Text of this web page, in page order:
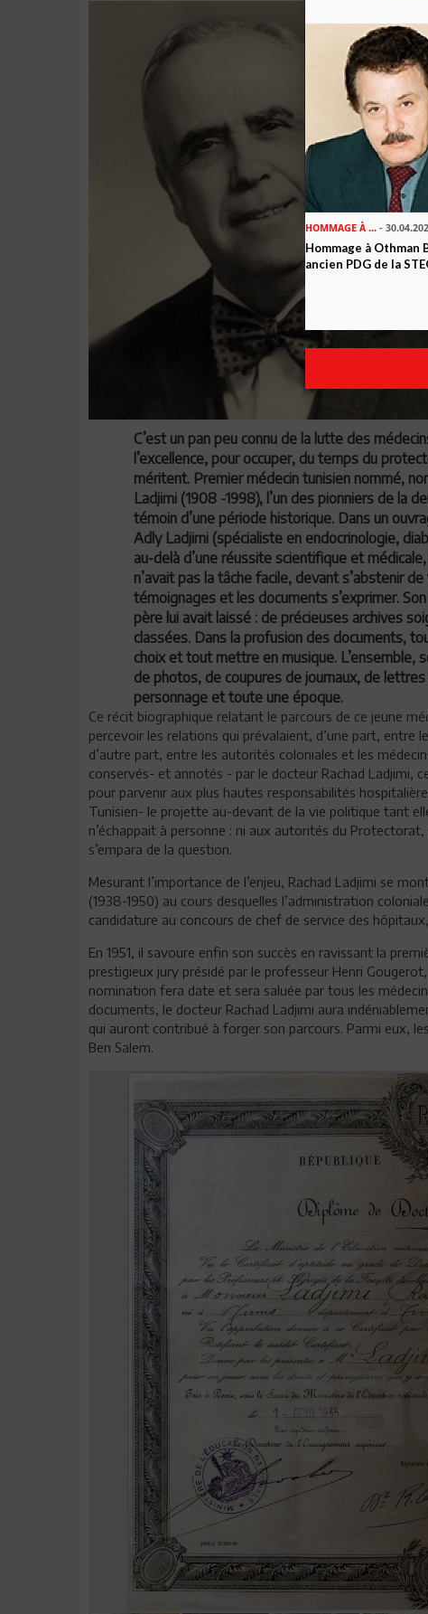
C’est un pan peu connu de la lutte des
l’excellence, pour occuper, du temps du
méritent. Premier médecin tunisien nommé,
Ladjimi (1908 -1998), l’un des pionniers de la
témoin d’une période historique. Dans un
Adly Ladjimi (spécialiste en endocrinologie,
au-delà d’une réussite scientifique et
n’avait pas la tâche facile, devant s’abstenir
témoignages et les documents s’exprimer.
père lui avait laissé : de précieuses archives
classées. Dans la profusion des documents,
choix et tout mettre en musique. L’ensemble,
de photos, de coupures de journaux, de
personnage et toute une époque.
Ce récit biographique relatant le parcours de ce jeune
percevoir les relations qui prévalaient, d’une part, entre
d’autre part, entre les autorités coloniales et les
conservés- et annotés - par le docteur Rachad Ladjimi,
pour parvenir aux plus hautes responsabilités
Tunisien- le projette au-devant de la vie politique tant
n’échappait à personne : ni aux autorités du
s’empara de la question.
Mesurant l’importance de l’enjeu, Rachad Ladjimi se
(1938-1950) au cours desquelles l’administration
candidature au concours de chef de service des
En 1951, il savoure enfin son succès en ravissant la
prestigieux jury présidé par le professeur Henri
nomination fera date et sera saluée par tous les
documents, le docteur Rachad Ladjimi aura
qui auront contribué à forger son parcours. Parmi eux,
Ben Salem.
HOMMAGE À ... -
Hommage à Othman
ancien PDG de la